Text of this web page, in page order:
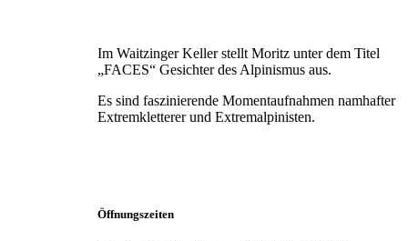
Im Waitzinger Keller stellt Moritz unter dem Titel
„FACES“ Gesichter des Alpinismus aus.
Es sind faszinierende Momentaufnahmen namhafter
Extremkletterer und Extremalpinisten.
Öffnungszeiten